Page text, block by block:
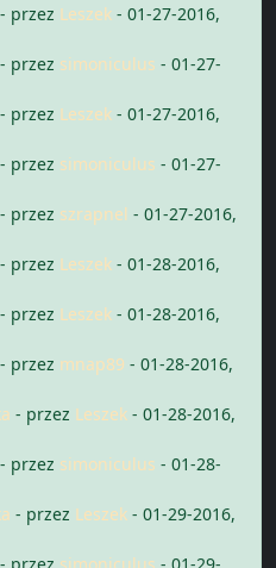
- przez Leszek - 01-27-2016,
- przez simoniculus - 01-27-
- przez Leszek - 01-27-2016,
- przez simoniculus - 01-27-
- przez szrapnel - 01-27-2016,
- przez Leszek - 01-28-2016,
- przez Leszek - 01-28-2016,
- przez mnap89 - 01-28-2016,
- przez Leszek - 01-28-2016,
- przez simoniculus - 01-28-
- przez Leszek - 01-29-2016,